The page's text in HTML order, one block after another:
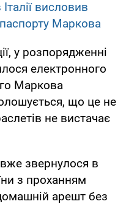
висловив
паспорту Маркова
у розпорядженні
електронного
Маркова
що це не
не вистачає
вже звернулося в
з проханням
арешт без